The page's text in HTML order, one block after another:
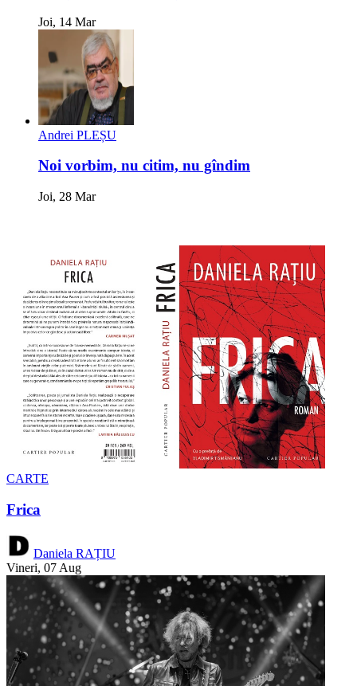
Joi, 14 Mar
Andrei PLEȘU
Noi vorbim, nu citim, nu gîndim
Joi, 28 Mar
CARTE
Frica
Daniela RAȚIU
Vineri, 07 Aug